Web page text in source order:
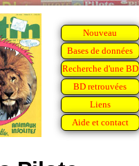
Nouveau
Bases de données
Recherche d'une BD
BD retrouvées
Liens
Aide et contact